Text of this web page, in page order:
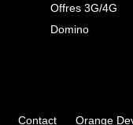
Offres 3G/4G
Domino
Contact Orange